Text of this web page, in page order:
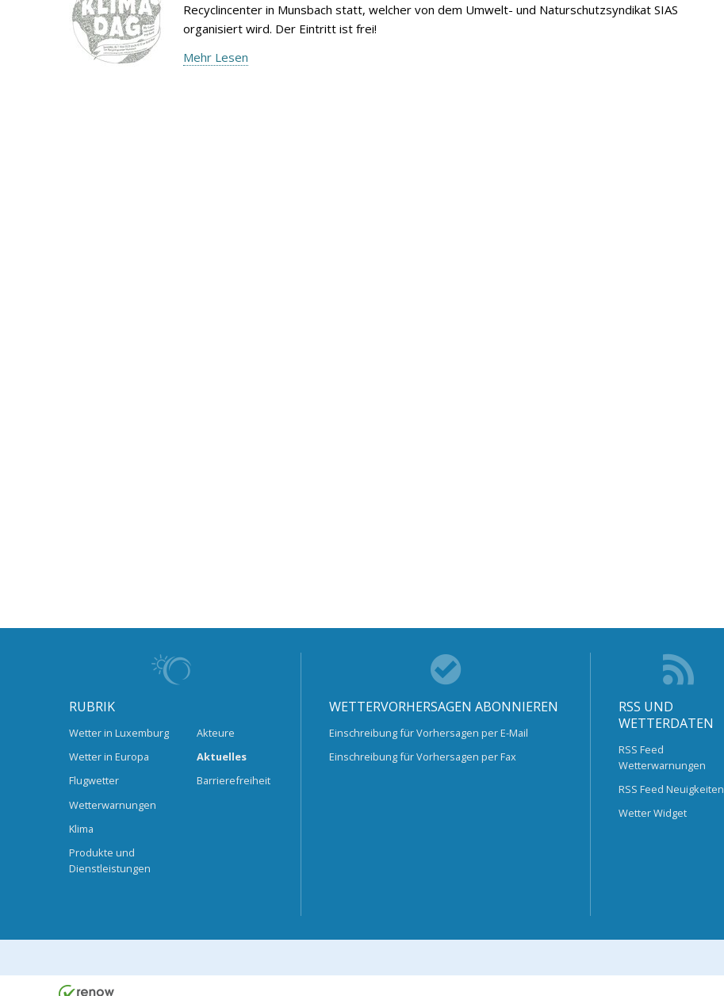
Recyclincenter in Munsbach statt, welcher von dem Umwelt- und Naturschutzsyndikat SIAS
organisiert wird. Der Eintritt ist frei!
Mehr Lesen
RUBRIK
Wetter in Luxemburg
Wetter in Europa
Flugwetter
Wetterwarnungen
Klima
Produkte und
Dienstleistungen
Akteure
Aktuelles
Barrierefreiheit
WETTERVORHERSAGEN ABONNIEREN
Einschreibung für Vorhersagen per E-Mail
Einschreibung für Vorhersagen per Fax
RSS UND
WETTERDATEN
RSS Feed
Wetterwarnungen
RSS Feed Neuigkeiten
Wetter Widget